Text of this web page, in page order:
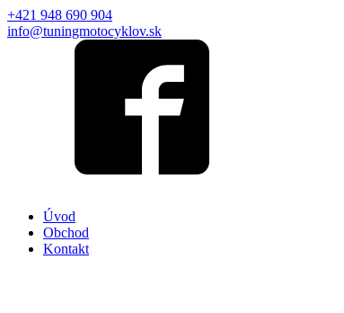
+421 948 690 904
info@tuningmotocyklov.sk
Úvod
Obchod
Kontakt